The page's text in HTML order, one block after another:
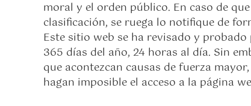
moral y el orden público. En caso de
clasificación, se ruega lo notifique de
Este sitio web se ha revisado y
365 días del año, 24 horas al día. Sin
que acontezcan causas de fuerza
hagan imposible el acceso a la página